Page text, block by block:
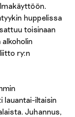
huppelissa
toisinaan
ry:n
lauantai-iltaisin
Juhannus,